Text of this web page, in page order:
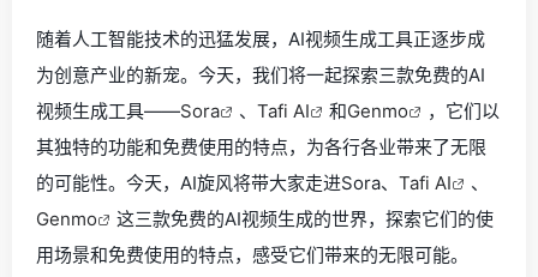
随着人工智能技术的迅猛发展，AI视频生成工具正逐步成
为创意产业的新宠。今天，我们将一起探索三款免费的AI
视频生成工具——Sora 、 Tafi AI 和Genmo
，它们以
其独特的功能和免费使用的特点，为各行各业带来了无限
的可能性。今天，AI旋风将带大家走进Sora、 Tafi AI
、
Genmo
这三款免费的AI视频生成的世界，探索它们的使
用场景和免费使用的特点，感受它们带来的无限可能。